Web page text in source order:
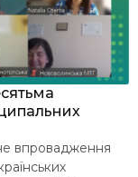
впровадження